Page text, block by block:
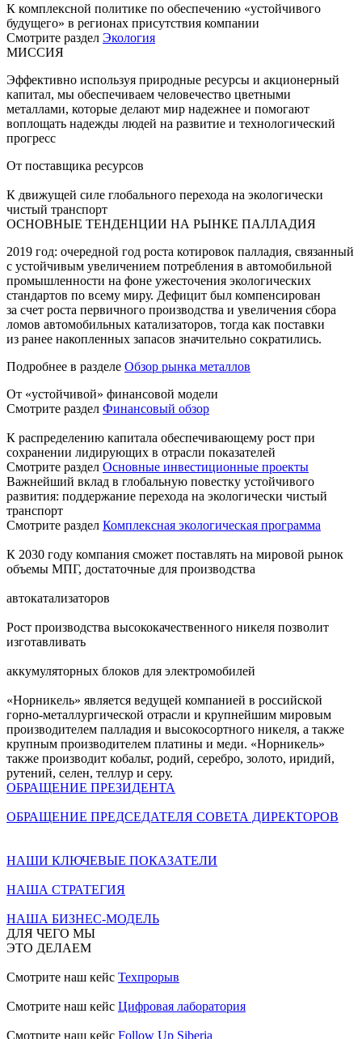
К комплексной политике по обеспечению «устойчивого
будущего» в регионах присутствия компании
Смотрите раздел Экология
МИССИЯ
Эффективно используя природные ресурсы и акционерный
капитал, мы обеспечиваем человечество цветными
металлами, которые делают мир надежнее и помогают
воплощать надежды людей на развитие и технологический
прогресс
От поставщика ресурсов
К движущей силе глобального перехода на экологически
чистый транспорт
ОСНОВНЫЕ ТЕНДЕНЦИИ НА РЫНКЕ ПАЛЛАДИЯ
2019 год: очередной год роста котировок палладия, связанный
с устойчивым увеличением потребления в автомобильной
промышленности на фоне ужесточения экологических
стандартов по всему миру. Дефицит был компенсирован
за счет роста первичного производства и увеличения сбора
ломов автомобильных катализаторов, тогда как поставки
из ранее накопленных запасов значительно сократились.
Подробнее в разделе Обзор рынка металлов
От «устойчивой» финансовой модели
Смотрите раздел Финансовый обзор
К распределению капитала обеспечивающему рост при
сохранении лидирующих в отрасли показателей
Смотрите раздел Основные инвестиционные проекты
Важнейший вклад в глобальную повестку устойчивого
развития: поддержание перехода на экологически чистый
транспорт
Смотрите раздел Комплексная экологическая программа
К 2030 году компания сможет поставлять на мировой рынок
объемы МПГ, достаточные для производства
автокатализаторов
Рост производства высококачественного никеля позволит
изготавливать
аккумуляторных блоков для электромобилей
«Норникель» является ведущей компанией в российской
горно-металлургической отрасли и крупнейшим мировым
производителем палладия и высокосортного никеля, а также
крупным производителем платины и меди. «Норникель»
также производит кобальт, родий, серебро, золото, иридий,
рутений, селен, теллур и серу.
ОБРАЩЕНИЕ ПРЕЗИДЕНТА
ОБРАЩЕНИЕ ПРЕДСЕДАТЕЛЯ СОВЕТА ДИРЕКТОРОВ
НАШИ КЛЮЧЕВЫЕ ПОКАЗАТЕЛИ
НАША СТРАТЕГИЯ
НАША БИЗНЕС-МОДЕЛЬ
ДЛЯ ЧЕГО МЫ
ЭТО ДЕЛАЕМ
Смотрите наш кейс Техпрорыв
Смотрите наш кейс Цифровая лаборатория
Смотрите наш кейс Follow Up Siberia